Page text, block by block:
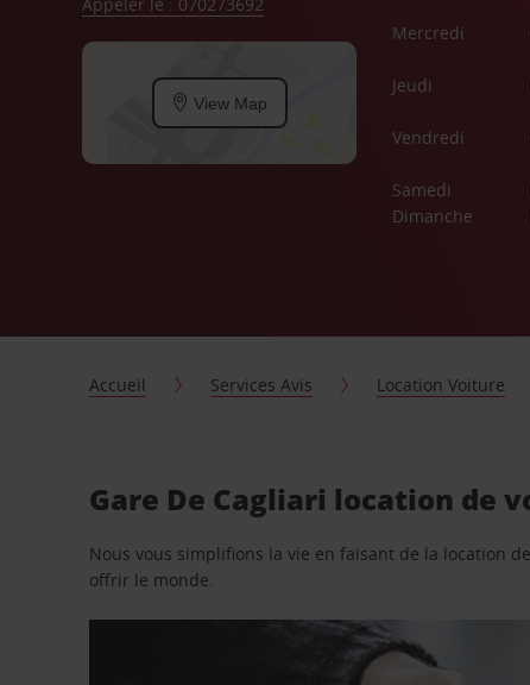
View Map
Mercredi
Jeudi
Vendredi
Samedi
Dimanche
Accueil Services Avis Location Voiture
Gare De Cagliari location de
Nous vous simplifions la vie en faisant de la location
offrir le monde.